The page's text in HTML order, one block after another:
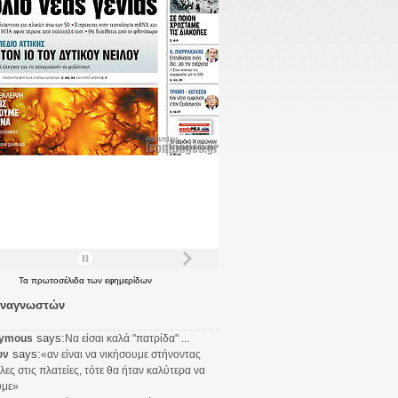
Τα πρωτοσέλιδα των εφημερίδων
says: Να είσαι καλά "πατρίδα" ...
says:«αν είναι να νικήσουμε στήνοντας
στις πλατείες, τότε θα ήταν καλύτερα να